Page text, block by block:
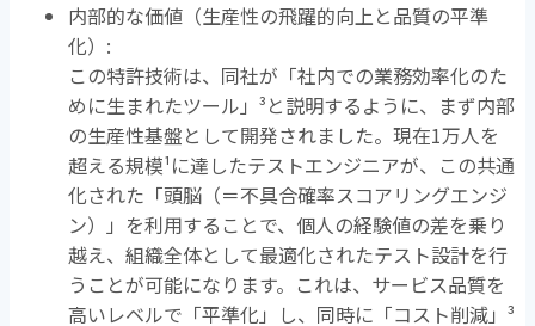
内部的な価値（生産性の飛躍的向上と品質の平準
化） :
この特許技術は、同社が「社内での業務効率化のた
めに生まれたツール」 ³と説明するように、まず内部
の生産性基盤として開発されました。現在1万人を
超える規模¹に達したテストエンジニアが、この共通
化された「頭脳（＝不具合確率スコアリングエンジ
ン）」を利用することで、個人の経験値の差を乗り
越え、組織全体として最適化されたテスト設計を行
うことが可能になります。これは、サービス品質を
高いレベルで「平準化」し、同時に「コスト削減」 ³